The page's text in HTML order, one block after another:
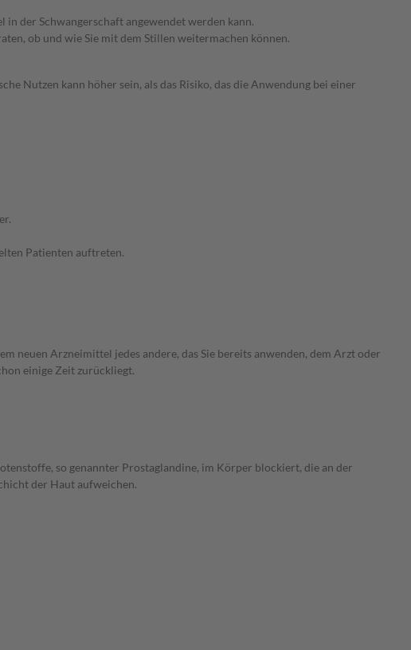
in der Schwangerschaft angewendet werden kann.
ob und wie Sie mit dem Stillen weitermachen können.
Nutzen kann höher sein, als das Risiko, das die Anwendung bei einer
Patienten auftreten.
neuen Arzneimittel jedes andere, das Sie bereits anwenden, dem Arzt oder
einige Zeit zurückliegt.
so genannter Prostaglandine, im Körper blockiert, die an der
der Haut aufweichen.